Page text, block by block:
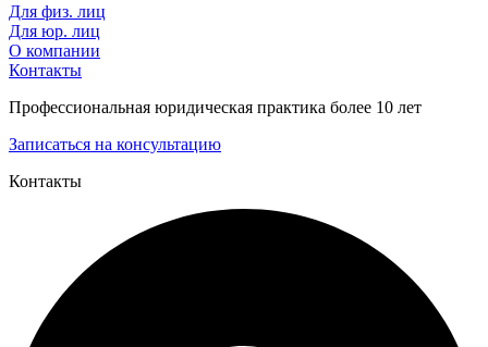
Для физ. лиц
Для юр. лиц
О компании
Контакты
Профессиональная юридическая практика более 10 лет
Записаться на консультацию
Контакты